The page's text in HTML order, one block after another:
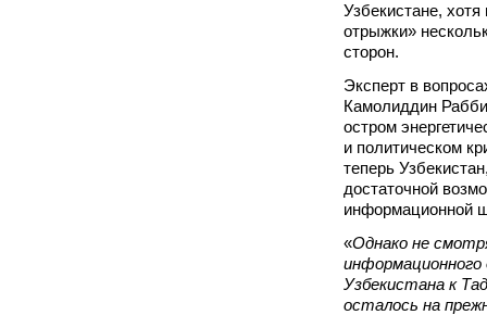
Узбекистане,
отрыжки»
сторон.
Эксперт в
Камолиддин
остром
и политическом
теперь
достаточной
информационной
«Однако не
информационного
Узбекистана к
осталось на